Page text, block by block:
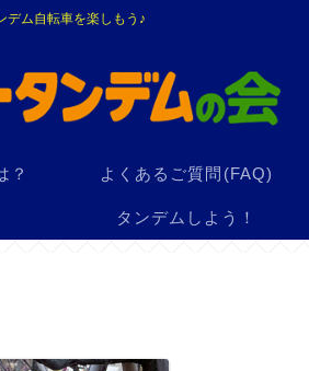
デム自転車を楽しもう♪
？ よくあるご質問(FAQ)
タンデムしよう！